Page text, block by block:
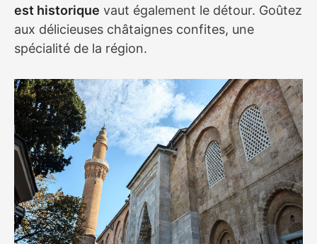
est historique vaut également le détour. Goûtez
aux délicieuses châtaignes confites, une
spécialité de la région.